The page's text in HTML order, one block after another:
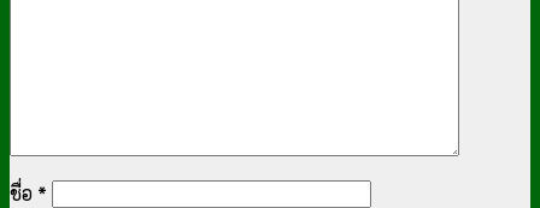
ชื่อ *